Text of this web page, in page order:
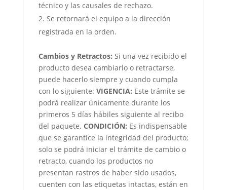
técnico y las causales de rechazo.
Se retornará el equipo a la dirección
registrada en la orden.
Cambios y Retractos: Si una vez recibido el
producto desea cambiarlo o retractarse,
puede hacerlo siempre y cuando cumpla
con lo siguiente: VIGENCIA: Este trámite se
podrá realizar únicamente durante los
primeros 5 días hábiles siguiente al recibo
del paquete. CONDICIÓN: Es indispensable
que se garantice la integridad del producto;
solo se podrá iniciar el trámite de cambio o
retracto, cuando los productos no
presentan rastros de haber sido usados,
cuenten con las etiquetas intactas, están en